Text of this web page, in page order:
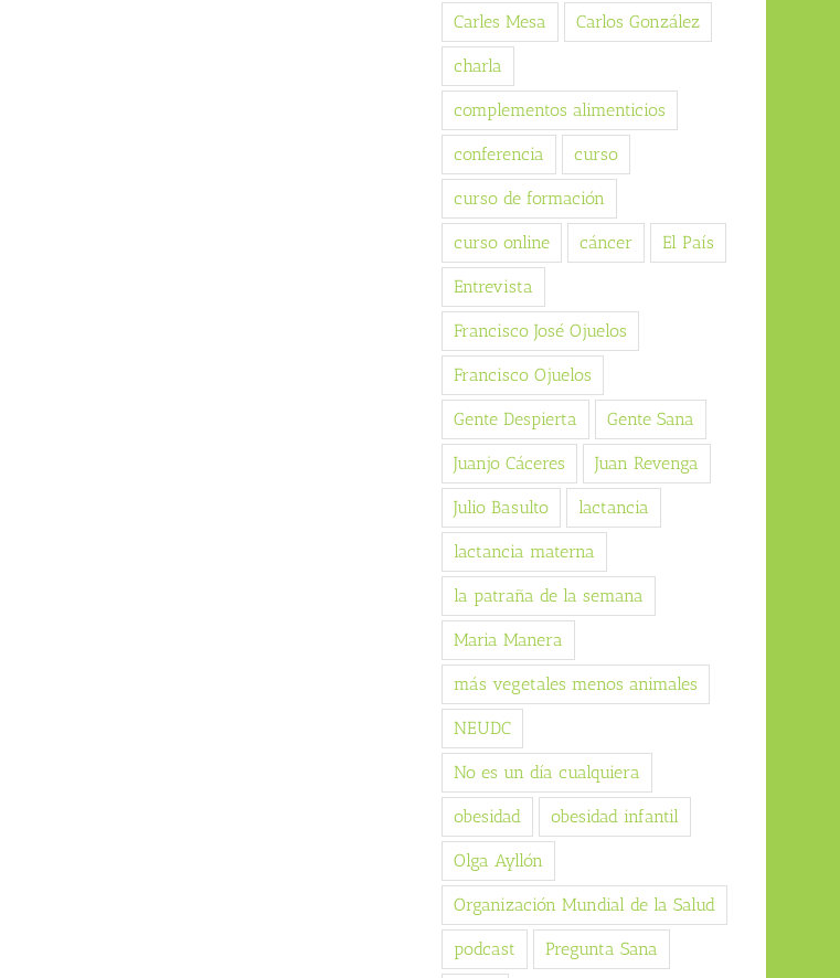
Carles Mesa Carlos González
charla
complementos alimenticios
conferencia curso
curso de formación
curso online cáncer El País
Entrevista
Francisco José Ojuelos
Francisco Ojuelos
Gente Despierta Gente Sana
Juanjo Cáceres Juan Revenga
Julio Basulto lactancia
lactancia materna
la patraña de la semana
Maria Manera
más vegetales menos animales
NEUDC
No es un día cualquiera
obesidad obesidad infantil
Olga Ayllón
Organización Mundial de la Salud
podcast Pregunta Sana